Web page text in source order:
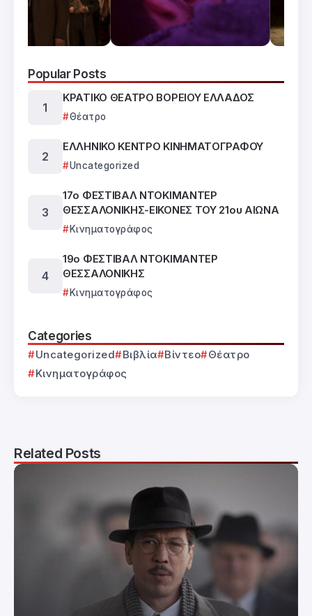
Popular Posts
ΚΡΑΤΙΚΟ ΘΕΑΤΡΟ ΒΟΡΕΙΟΥ ΕΛΛΑΔΟΣ
Θέατρο
ΕΛΛΗΝΙΚΟ ΚΕΝΤΡΟ ΚΙΝΗΜΑΤΟΓΡΑΦΟΥ
Uncategorized
17ο ΦΕΣΤΙΒΑΛ ΝΤΟΚΙΜΑΝΤΕΡ
ΘΕΣΣΑΛΟΝΙΚΗΣ-ΕΙΚΟΝΕΣ ΤΟΥ 21ου ΑΙΩΝΑ
Κινηματογράφος
19ο ΦΕΣΤΙΒΑΛ ΝΤΟΚΙΜΑΝΤΕΡ
ΘΕΣΣΑΛΟΝΙΚΗΣ
Κινηματογράφος
Categories
Uncategorized Βιβλία Βίντεο
Θέατρο
Κινηματογράφος
Related Posts